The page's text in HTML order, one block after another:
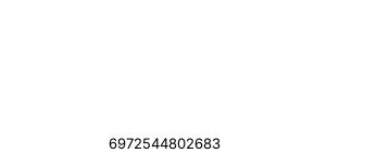
6972544802683